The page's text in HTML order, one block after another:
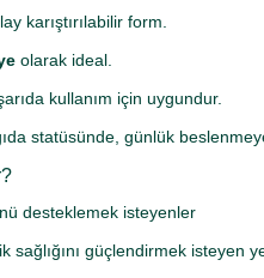
karıştırılabilir form.
olarak ideal.
kullanım için uygundur.
statüsünde, günlük
desteklemek isteyenler
sağlığını güçlendirmek isteyen